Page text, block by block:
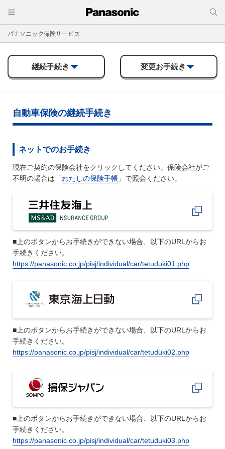
パナソニック保険サービス
継続手続き 変更お手続き
自動車保険の継続手続き
ネットでのお手続き
現在ご契約の保険会社をクリックしてください。保険会社がご
不明の場合は「わたしの保険手帳 」で照会ください。
■上のボタンからお手続きができない場合、以下のURLからお
手続きください。
https://panasonic.co.jp/pisj/individual/car/tetuduki01.php
■上のボタンからお手続きができない場合、以下のURLからお
手続きください。
https://panasonic.co.jp/pisj/individual/car/tetuduki02.php
■上のボタンからお手続きができない場合、以下のURLからお
手続きください。
https://panasonic.co.jp/pisj/individual/car/tetuduki03.php